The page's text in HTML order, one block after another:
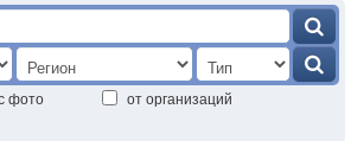
фото
от организаций